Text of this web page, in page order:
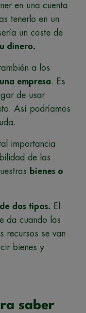
en una cuenta
tenerlo en un
un coste de
dinero.
a los
empresa. Es
de usar
Así podríamos
importancia
de las
bienes o
dos tipos. El
da cuando los
recursos se van
bienes y
saber